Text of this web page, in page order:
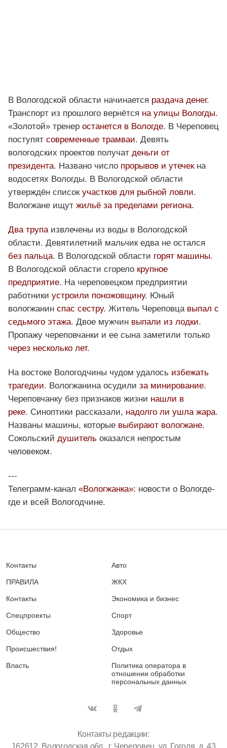
В Вологодской области начинается раздача денег.
Транспорт из прошлого вернётся на улицы Вологды.
«Золотой» тренер останется в Вологде. В Череповец
поступят современные трамваи. Девять
вологодских проектов получат деньги от
президента. Названо число прорывов и утечекна
водосетях Вологды. В Вологодской области
утверждён список участков для рыбной ловли.
Вологжане ищут жильё за пределами региона.
Два трупа извлечены из воды в Вологодской
области. Девятилетний мальчик едва не остался
без пальца. В Вологодской области горят машины.
В Вологодской области сгорело крупное
предприятие. На череповецком предприятии
работники устроили поножовщину. Юный
вологжанин спас сестру. Житель Череповца выпал с
седьмого этажа. Двое мужчин выпали из лодки.
Пропажу череповчанки и ее сына заметили только
через несколько лет.
На востоке Вологодчины чудом удалось избежать
трагедии. Вологжанина осудили за минирование.
Череповчанку без признаков жизни нашли в
реке. Синоптики рассказали, надолго ли ушла жара.
Названы машины, которые выбирают вологжане.
Сокольский душитель оказался непростым
человеком.
---
Телеграмм-канал «Вологжанка»: новости о Вологде-
где и всей Вологодчине.
Контакты
ПРАВИЛА
Контакты
Спецпроекты
Общество
Происшествия!
Власть
Авто
ЖКХ
Экономика и бизнес
Спорт
Здоровье
Отдых
Политика оператора в
отношении обработки
персональных данных
Контакты редакции:
162612, Вологодская обл., г. Череповец, ул. Гоголя, д. 43